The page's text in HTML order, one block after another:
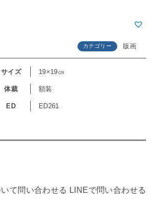
カテゴリー 版画
サイズ 19×19㎝
体裁 額装
ED ED261
て問い合わせる LINEで問い合わせる